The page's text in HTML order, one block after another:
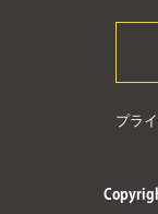
プラ